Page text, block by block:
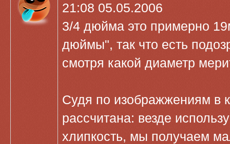
21:08 05.05.2006
3/4 дюйма это примерно
дюймы", так что есть
смотря какой диаметр
Судя по изображжениям в
рассчитана: везде
хлипкость, мы получаем